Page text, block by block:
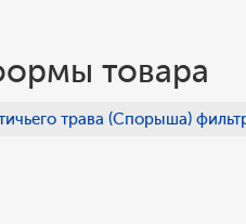
товара
трава (Спорыша)